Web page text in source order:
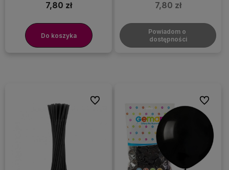
7,80 zł
Do koszyka
7,80 zł
Powiadom o
dostępności
Do ulubionych Do